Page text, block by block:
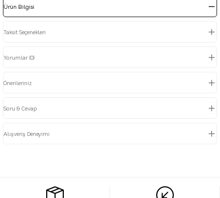
Ürün Bilgisi
Taksit Seçenekleri
Yorumlar (0)
Önerileriniz
Soru & Cevap
Alışveriş Deneyimi